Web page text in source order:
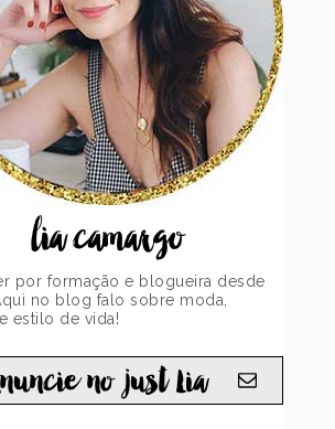
lia camargo
por formação e blogueira desde
no blog falo sobre moda,
estilo de vida!
no just Lia